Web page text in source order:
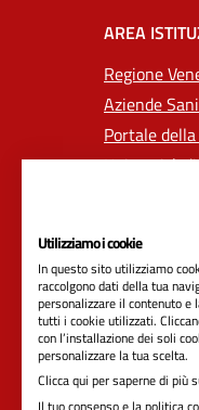
AREA
Regione
Aziende
Portale
Università
RIFERIMENTI
Azienda
Utilizziamo i cookie
In questo sito utilizziamo
raccolgono dati della tua
personalizzare il contenuto e
tutti i cookie utilizzati.
con l’installazione dei soli
personalizzare la tua scelta.
Clicca qui per saperne di più